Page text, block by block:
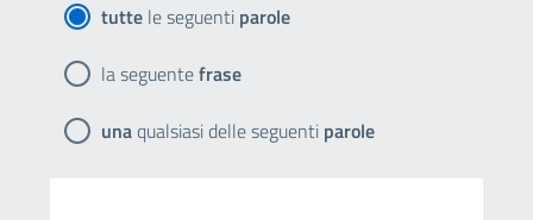
tutte le seguenti parole
la seguentefrase
unaqualsiasi delle seguenti parole